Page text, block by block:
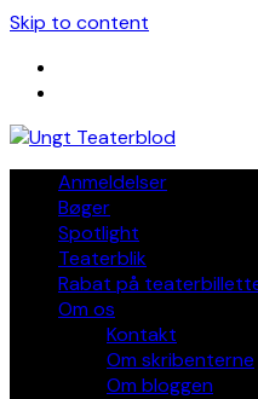
Skip to content
Anmeldelser
Bøger
Spotlight
Teaterblik
Rabat på
Om os
Kontakt
Om skribenterne
Om bloggen